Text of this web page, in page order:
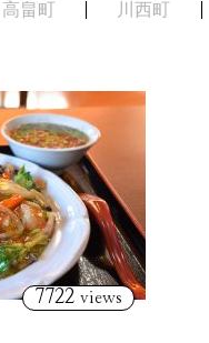
高畠町 川西町
7722 views